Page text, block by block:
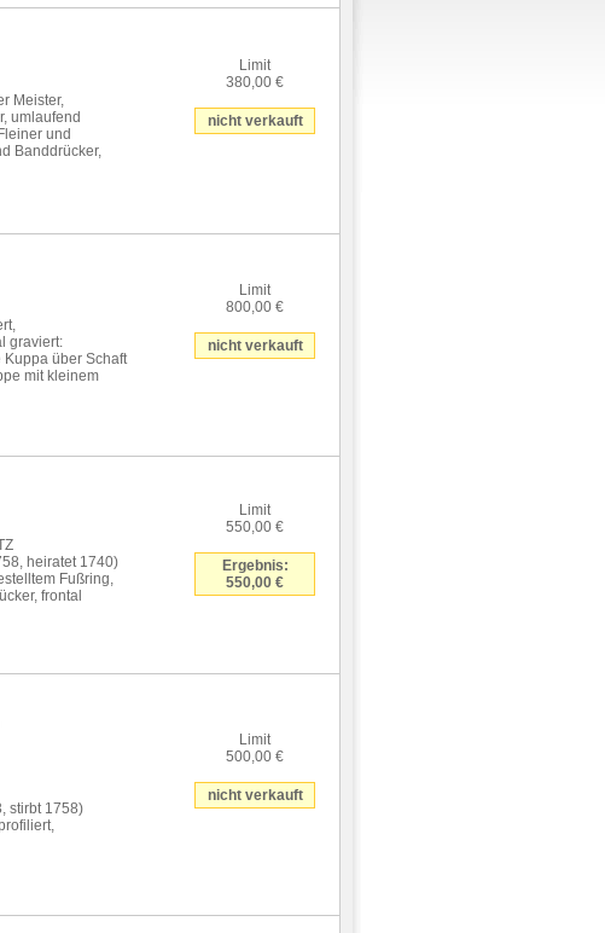
Meister,
umlaufend
und
Banddrücker,
Limit
380,00 €
nicht verkauft
graviert:
Kuppa über Schaft
mit kleinem
Limit
800,00 €
nicht verkauft
heiratet 1740)
Fußring,
frontal
Limit
550,00 €
Ergebnis:
550,00 €
stirbt 1758)
Limit
500,00 €
nicht verkauft